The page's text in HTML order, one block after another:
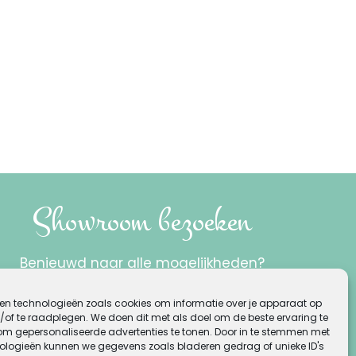
technologieën zoals cookies om informatie over je apparaat op
te raadplegen. We doen dit met als doel om de beste ervaring te
gepersonaliseerde advertenties te tonen. Door in te stemmen met
kunnen we gegevens zoals bladeren gedrag of unieke ID's
Showroom bezoeken
Benieuwd naar alle mogelijkheden?
Musicalstraat 3a